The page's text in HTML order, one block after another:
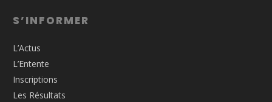
S’INFORMER
L’Actus
L’Entente
Inscriptions
Les Résultats